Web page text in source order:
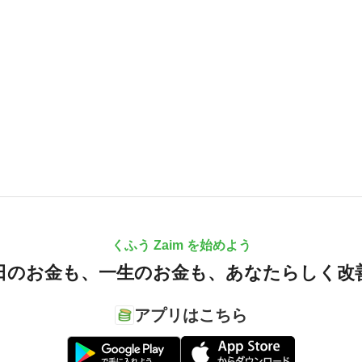
くふう Zaim を始めよう
のお金も、 一生のお金も、 あなたらしく改
アプリはこちら